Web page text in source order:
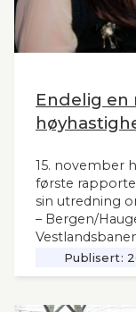
Endelig en
15. november
første
sin utredning
– Bergen/
nytt og
tid. Seners
Publisert: